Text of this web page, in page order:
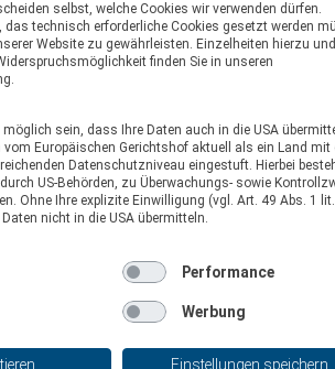
sorglos zur neuen Wärmepumpe
Heizungsanlage ist in die Jahre
Dann ist jetzt der richtige Zeitpunkt
modernisieren Sie komfortabel,
Investitionskosten.
verbindlicher Bestellung einer
mit einem günstigen SWH-
einem Bonus in Höhe von 250 €.
geht´s zur neuen Wärmepumpe
04.02.2026
HALDENSLEBEN. Die Stadtwerke
und einer guten Einkaufsstrategie
„Außerdem entlastet der Staat mit
Einige Bestandteile des Strompreises
Arbeitspreis bei Strom.
Der verbrauchsabhängige Arbeitspreis
Zum 1. März 2026 wird der Arbeitspreis
Der Grundpreis hängt von
selbst, welche Cookies wir verwenden dürfen.
das technisch erforderliche Cookies gesetzt werden
Website zu gewährleisten. Einzelheiten hierzu und
finden Sie in unseren
sein, dass Ihre Daten auch in die USA
vom Europäischen Gerichtshof aktuell als ein Land mit
Datenschutzniveau eingestuft. Hierbei
US-Behörden, zu Überwachungs- sowie
Ohne Ihre explizite Einwilligung (vgl. Art. 49 Abs. 1
Daten nicht in die USA übermitteln.
Performance
Werbung
Einstellungen speichern